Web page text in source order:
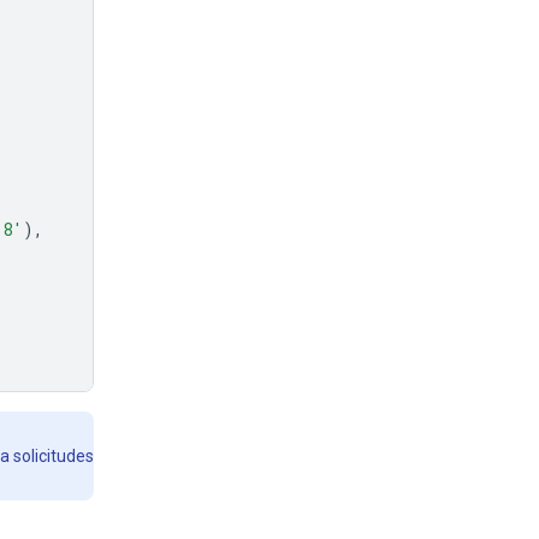
),
solicitudes